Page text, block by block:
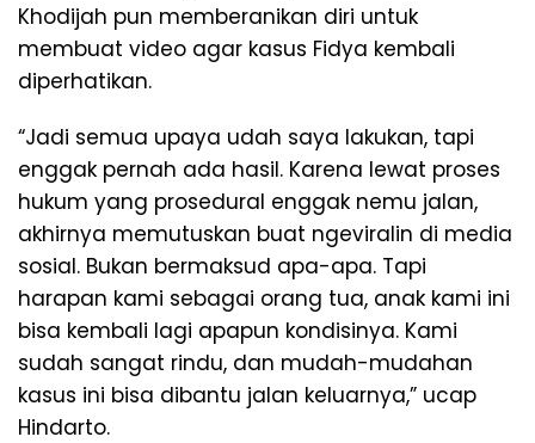
Khodijah pun memberanikan diri untuk
membuat video agar kasus Fidya kembali
diperhatikan.
“Jadi semua upaya udah saya lakukan, tapi
enggak pernah ada hasil. Karena lewat proses
hukum yang prosedural enggak nemu jalan,
akhirnya memutuskan buat ngeviralin di media
sosial. Bukan bermaksud apa-apa. Tapi
harapan kami sebagai orang tua, anak kami ini
bisa kembali lagi apapun kondisinya. Kami
sudah sangat rindu, dan mudah-mudahan
kasus ini bisa dibantu jalan keluarnya,” ucap
Hindarto.